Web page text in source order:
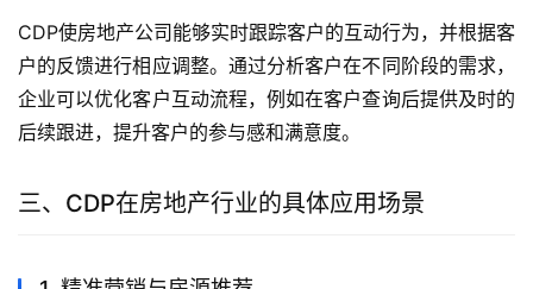
CDP使房地产公司能够实时跟踪客户的互动行为，并根据客
户的反馈进行相应调整。通过分析客户在不同阶段的需求，
企业可以优化客户互动流程，例如在客户查询后提供及时的
后续跟进，提升客户的参与感和满意度。
三、CDP在房地产行业的具体应用场景